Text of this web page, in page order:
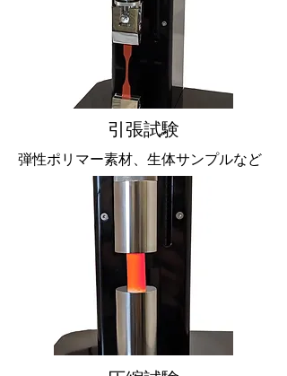
引張試験
弾性ポリマー素材、生体サンプルなど